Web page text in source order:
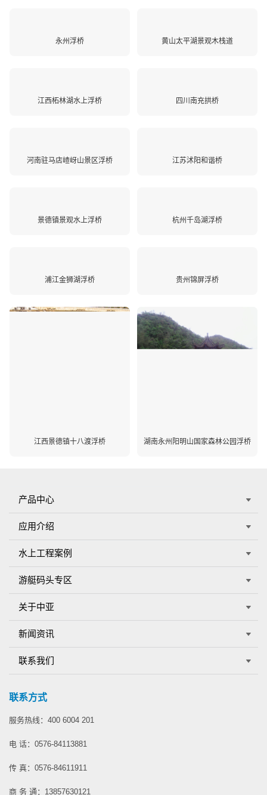
永州浮桥 黄山太平湖景观木栈道
江西柘林湖水上浮桥 四川南充拱桥
河南驻马店嵖岈山景区浮桥 江苏沭阳和谐桥
景德镇景观水上浮桥 杭州千岛湖浮桥
浦江金狮湖浮桥 贵州锦屏浮桥
江西景德镇十八渡浮桥 湖南永州阳明山国家森林公园浮桥
产品中心
应用介绍
水上工程案例
游艇码头专区
关于中亚
新闻资讯
联系我们
联系方式
服务热线：400 6004 201
电 话：0576-84113881
传 真：0576-84611911
商 务 通：13857630121